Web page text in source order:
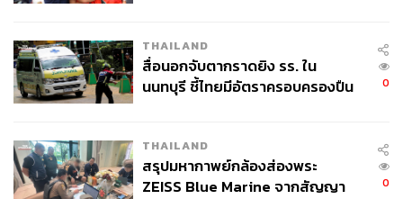
THAILAND
สื่อนอกจับตากราดยิง รร. ใน
นนทบุรี ชี้ไทยมีอัตราครอบครองปืน
0
THAILAND
สรุปมหากาพย์กล้องส่องพระ
ZEISS Blue Marine จากสัญญา
0